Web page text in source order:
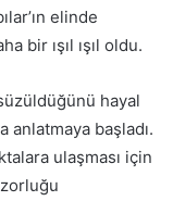
elinde
bir ışıl ışıl oldu.
hayal
anlatmaya başladı.
ulaşması için